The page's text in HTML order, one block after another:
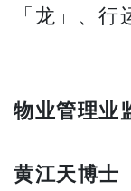
「龙」、行
物业管理业
黄江天博士